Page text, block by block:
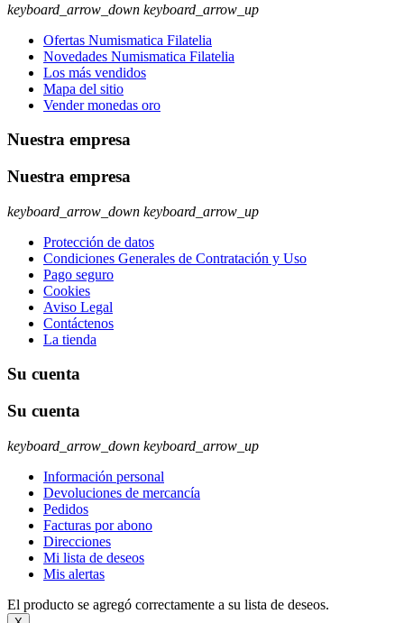
keyboard_arrow_down keyboard_arrow_up
Ofertas Numismatica Filatelia
Novedades Numismatica Filatelia
Los más vendidos
Mapa del sitio
Vender monedas oro
Nuestra empresa
Nuestra empresa
keyboard_arrow_down keyboard_arrow_up
Protección de datos
Condiciones Generales de Contratación y Uso
Pago seguro
Cookies
Aviso Legal
Contáctenos
La tienda
Su cuenta
Su cuenta
keyboard_arrow_down keyboard_arrow_up
Información personal
Devoluciones de mercancía
Pedidos
Facturas por abono
Direcciones
Mi lista de deseos
Mis alertas
El producto se agregó correctamente a su lista de deseos.